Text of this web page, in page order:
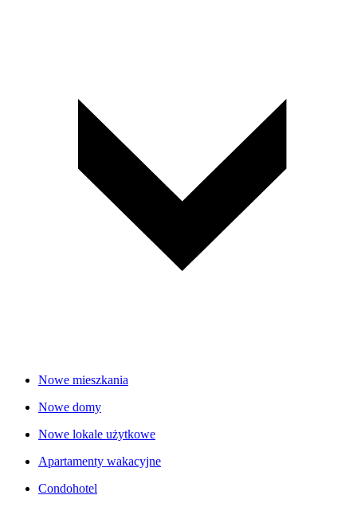
Nowe mieszkania
Nowe domy
Nowe lokale użytkowe
Apartamenty wakacyjne
Condohotel